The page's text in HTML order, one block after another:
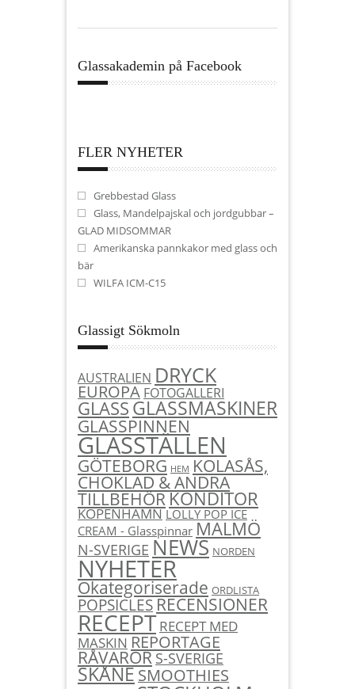
Glassakademin på Facebook
FLER NYHETER
Grebbestad Glass
Glass, Mandelpajskal och jordgubbar –
GLAD MIDSOMMAR
Amerikanska pannkakor med glass och
bär
WILFA ICM-C15
Glassigt Sökmoln
AUSTRALIEN DRYCK
EUROPA FOTOGALLERI
GLASSGLASSMASKINER
GLASSPINNEN
GLASSTÄLLEN
GÖTEBORG HEM KOLASÅS,
CHOKLAD & ANDRA
TILLBEHÖRKONDITOR
KÖPENHAMN LOLLY POP ICE
CREAM - Glasspinnar MALMÖ
N-SVERIGE NEWS NORDEN
NYHETER
Okategoriserade ORDLISTA
POPSICLESRECENSIONER
RECEPT RECEPT MED
MASKIN REPORTAGE
RÅVARORS-SVERIGE
SKÅNESMOOTHIES